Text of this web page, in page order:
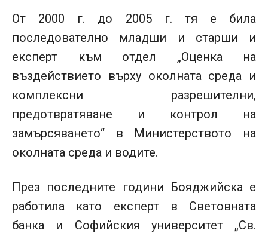
От 2000 г. до 2005 г. тя е била
последователно младши и старши и
експерт към отдел „Оценка на
въздействието върху околната среда и
комплексни разрешителни,
предотвратяване и контрол на
замърсяването“ в Министерството на
околната среда и водите.
През последните години Бояджийска е
работила като експерт в Световната
банка и Софийския университет „Св.